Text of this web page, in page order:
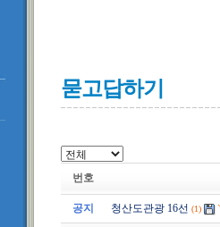
묻고답하기
번호
공지 청산도관광 16선 (1)